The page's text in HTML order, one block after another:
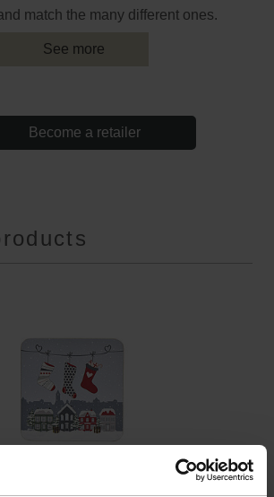
match the many different ones.
See more
Become a retailer